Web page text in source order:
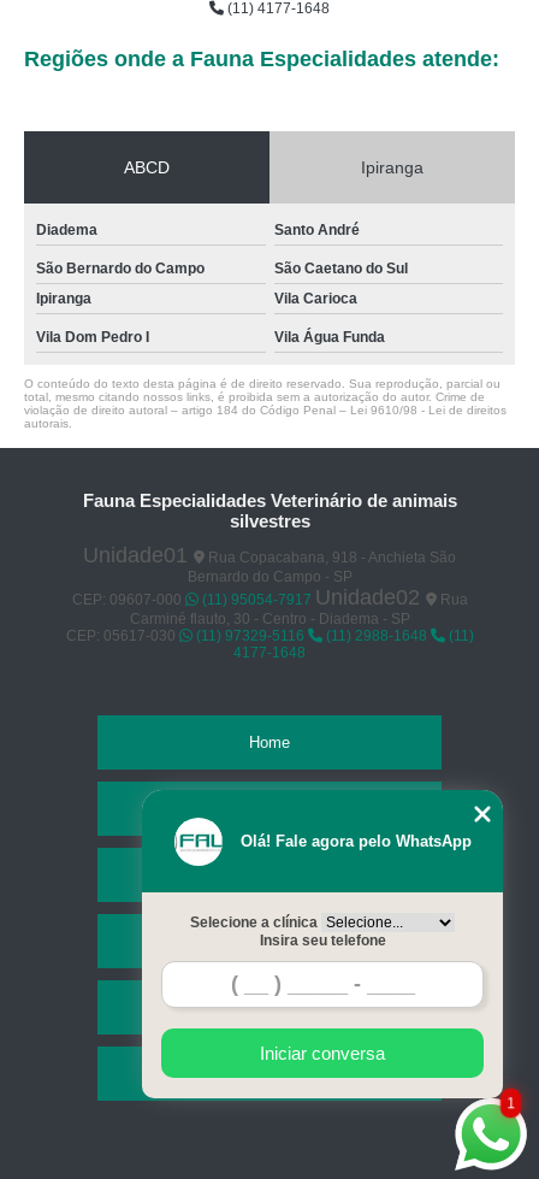
(11) 4177-1648
Regiões onde a Fauna Especialidades atende:
ABCD Ipiranga
Diadema Santo André
São Bernardo do Campo
São Caetano do Sul
Ipiranga
Vila Carioca
Vila Dom Pedro I Vila Água Funda
O conteúdo do texto desta página é de direito reservado. Sua reprodução, parcial ou
total, mesmo citando nossos links, é proibida sem a autorização do autor. Crime de
violação de direito autoral – artigo 184 do Código Penal – Lei 9610/98 - Lei de direitos
autorais
Fauna Especialidades Veterinário de animais
silvestres
Unidade01
Rua Copacabana, 918 - Anchieta São
Bernardo do Campo - SP
CEP: 09607-000
(11) 95054-7917 Unidade02
Rua
Carminé flauto, 30 - Centro - Diadema - SP
CEP: 05617-030
(11) 97329-5116 (11) 2988-1648
(11)
4177-1648
Home
Serviços
Contato
Mapa do site
1
Olá! Fale agora pelo WhatsApp
Selecione a clínica
Insira seu telefone
Iniciar conversa